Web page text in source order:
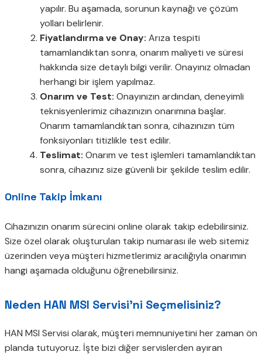
yapılır. Bu aşamada, sorunun kaynağı ve çözüm
yolları belirlenir.
Fiyatlandırma ve Onay: Arıza tespiti
tamamlandıktan sonra, onarım maliyeti ve süresi
hakkında size detaylı bilgi verilir. Onayınız olmadan
herhangi bir işlem yapılmaz.
Onarım ve Test: Onayınızın ardından, deneyimli
teknisyenlerimiz cihazınızın onarımına başlar.
Onarım tamamlandıktan sonra, cihazınızın tüm
fonksiyonları titizlikle test edilir.
Teslimat: Onarım ve test işlemleri tamamlandıktan
sonra, cihazınız size güvenli bir şekilde teslim edilir.
Online Takip İmkanı
Cihazınızın onarım sürecini online olarak takip edebilirsiniz.
Size özel olarak oluşturulan takip numarası ile web sitemiz
üzerinden veya müşteri hizmetlerimiz aracılığıyla onarımın
hangi aşamada olduğunu öğrenebilirsiniz.
Neden HAN MSI Servisi’ni Seçmelisiniz?
HAN MSI Servisi olarak, müşteri memnuniyetini her zaman ön
planda tutuyoruz. İşte bizi diğer servislerden ayıran